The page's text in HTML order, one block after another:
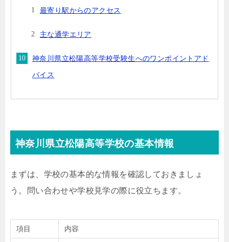
最寄り駅からのアクセス
主な通学エリア
神奈川県立松陽高等学校受験生へのワンポイントアド
バイス
神奈川県立松陽高等学校の基本情報
まずは、学校の基本的な情報を確認しておきましょ
う。問い合わせや学校見学の際に役立ちます。
項目 内容